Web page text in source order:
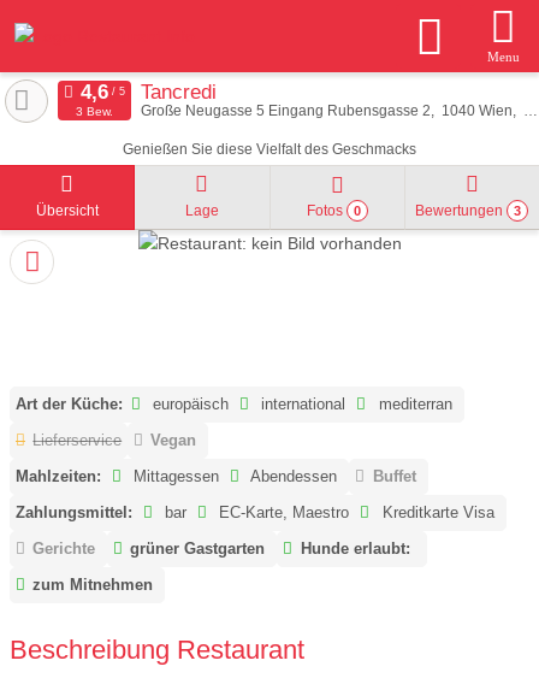
Menu
Tancredi
Große Neugasse 5 Eingang Rubensgasse 2 1040 Wien
Genießen Sie diese Vielfalt des Geschmacks
3 Bew.
Übersicht Lage Fotos 0 Bewertungen 3
Art der Küche: europäisch international
mediterran
Lieferservice
Vegan
Mahlzeiten:
Mittagessen Abendessen
Buffet
Zahlungsmittel:
bar EC-Karte, Maestro
Kreditkarte Visa
Gerichte
grüner Gastgarten
Hunde erlaubt:
zum Mitnehmen
Beschreibung Restaurant